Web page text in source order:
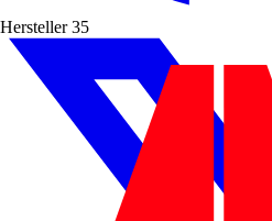
Hersteller 35